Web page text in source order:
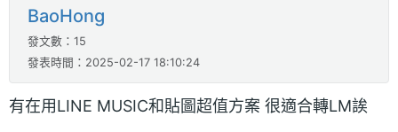
BaoHong
發文數：15
發表時間：2025-02-17 18:10:24
有在用LINE MUSIC和貼圖超值方案 很適合轉LM誒